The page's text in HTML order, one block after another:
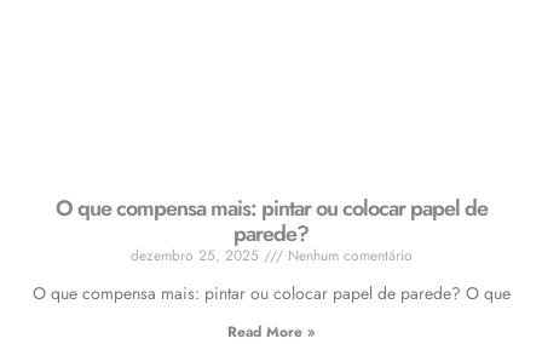
O que compensa mais: pintar ou colocar papel de
parede?
dezembro 25, 2025 Nenhum comentário
O que compensa mais: pintar ou colocar papel de parede? O que
Read More »